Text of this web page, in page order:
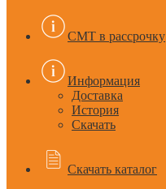
CMT в рассрочку
Информация
Доставка
История
Скачать
Скачать каталог